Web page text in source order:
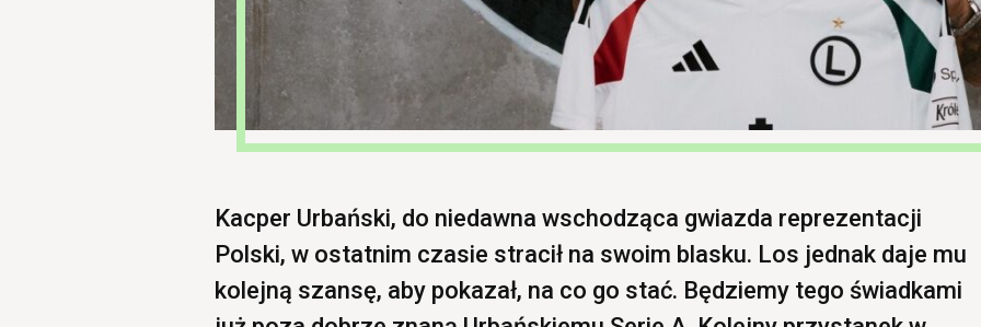
Kacper Urbański, do niedawna wschodząca gwiazda reprezentacji
Polski, w ostatnim czasie stracił na swoim blasku. Los jednak daje mu
kolejną szansę, aby pokazał, na co go stać. Będziemy tego świadkami